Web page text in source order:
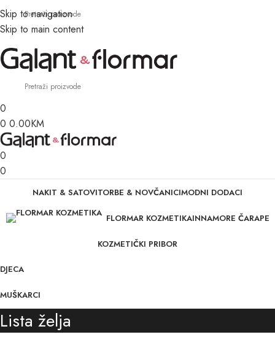
Skip to navigation
Skip to main content
0
0 0.00KM
0
0
NAKIT & SATOVITORBE & NOVČANICIMODNI DODACI
FLORMAR KOZMETIKAINNAMORE ČARAPE
KOZMETIČKI PRIBOR
DJECA
MUŠKARCI
Lista želja